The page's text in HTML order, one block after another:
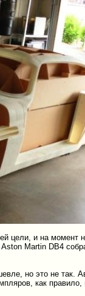
и на момент
Martin DB4
но это не так.
как правило,